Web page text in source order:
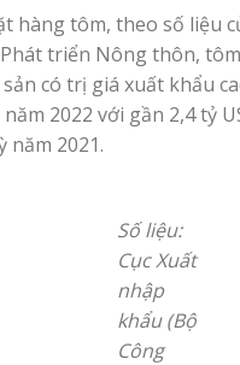
hàng tôm, theo số liệu
triển Nông thôn,
có trị giá xuất khẩu
2022 với gần 2,4 tỷ
năm 2021.
Số liệu:
Cục Xuất
nhập
khẩu (Bộ
Công